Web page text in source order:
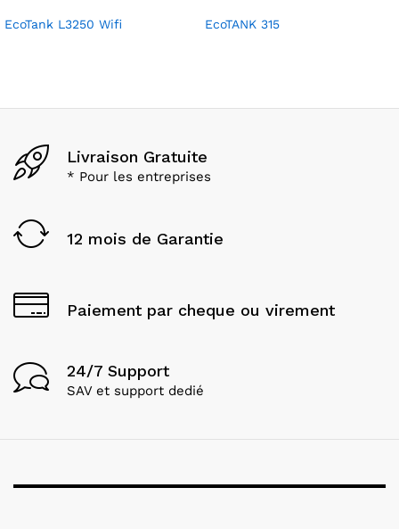
EcoTank L3250 Wifi EcoTANK 315
Livraison Gratuite
* Pour les entreprises
12 mois de Garantie
Paiement par cheque ou virement
24/7 Support
SAV et support dedié